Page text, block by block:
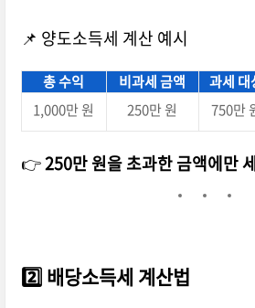
📌 양도소득세 계산 예시
총 수익 비과세 금액 과세 대
1,000만 원
250만 원 750만
👉250만 원을 초과한 금액에만
2️⃣ 배당소득세 계산법